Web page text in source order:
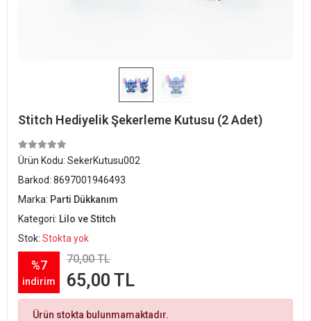
Stitch Hediyelik Şekerleme Kutusu (2 Adet)
Ürün Kodu: SekerKutusu002
Barkod: 8697001946493
Marka: Parti Dükkanım
Kategori: Lilo ve Stitch
Stok: Stokta yok
%7
indirim
70,00 TL
65,00 TL
Ürün stokta bulunmamaktadır.